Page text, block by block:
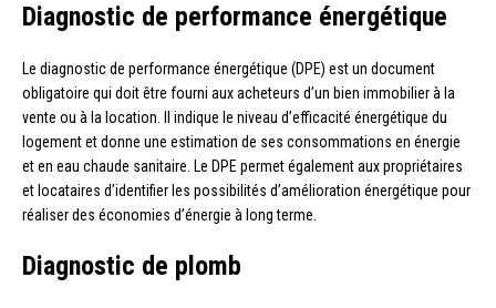
Diagnostic de performance énergétique
Le diagnostic de performance énergétique (DPE) est un document
obligatoire qui doit être fourni aux acheteurs d’un bien immobilier à la
vente ou à la location. Il indique le niveau d’efficacité énergétique du
logement et donne une estimation de ses consommations en énergie
et en eau chaude sanitaire. Le DPE permet également aux propriétaires
et locataires d’identifier les possibilités d’amélioration énergétique pour
réaliser des économies d’énergie à long terme.
Diagnostic de plomb